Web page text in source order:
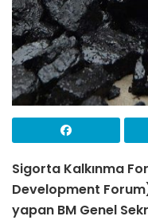
Sigorta Kalkınma
Development
yapan BM Genel